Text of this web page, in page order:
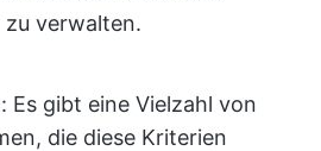
zu verwalten.
Es gibt eine Vielzahl von
die diese Kriterien